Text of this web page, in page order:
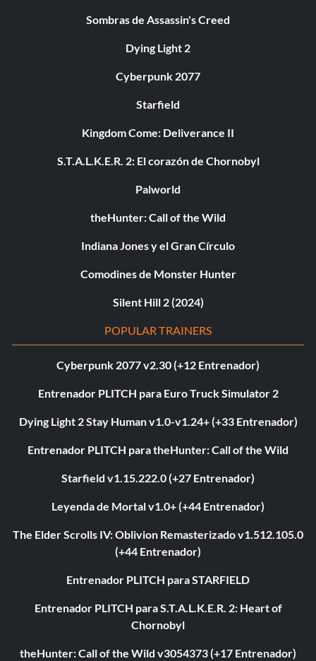
Sombras de Assassin's Creed
Dying Light 2
Cyberpunk 2077
Starfield
Kingdom Come: Deliverance II
S.T.A.L.K.E.R. 2: El corazón de Chornobyl
Palworld
theHunter: Call of the Wild
Indiana Jones y el Gran Círculo
Comodines de Monster Hunter
Silent Hill 2 (2024)
POPULAR TRAINERS
Cyberpunk 2077 v2.30 (+12 Entrenador)
Entrenador PLITCH para Euro Truck Simulator 2
Dying Light 2 Stay Human v1.0-v1.24+ (+33 Entrenador)
Entrenador PLITCH para theHunter: Call of the Wild
Starfield v1.15.222.0 (+27 Entrenador)
Leyenda de Mortal v1.0+ (+44 Entrenador)
The Elder Scrolls IV: Oblivion Remasterizado v1.512.105.0
(+44 Entrenador)
Entrenador PLITCH para STARFIELD
Entrenador PLITCH para S.T.A.L.K.E.R. 2: Heart of
Chornobyl
theHunter: Call of the Wild v3054373 (+17 Entrenador)